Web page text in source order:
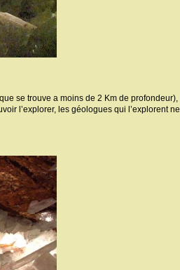
se trouve a moins de 2 Km de profondeur),
l’explorer, les géologues qui l’explorent ne